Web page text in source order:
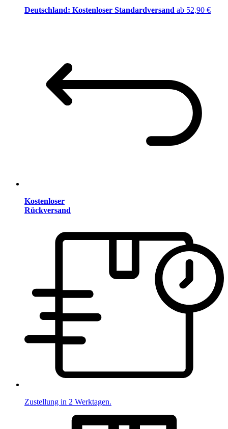
Deutschland: Kostenloser Standardversand ab 52,90 €
Kostenloser
Rückversand
Zustellung in 2 Werktagen.